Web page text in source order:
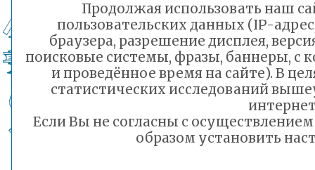
Отбор
до 13 мая.
свой
попасть
Продолжая использовать наш
пользовательских данных (IP-
браузера, разрешение дисплея,
поисковые системы, фразы, баннеры, с
и проведённое время на сайте). В
статистических исследований
Если Вы не согласны с
образом установить